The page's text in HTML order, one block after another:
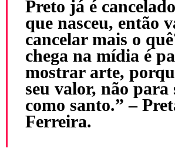
Preto já é
que nasceu, então
cancelar mais o
chega na mídia é
mostrar arte,
seu valor, não para
como santo.” –
Ferreira.